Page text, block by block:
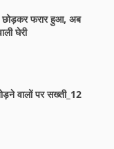
छोड़कर फरार हुआ, अब
घेरी
वालों पर सख्ती_12